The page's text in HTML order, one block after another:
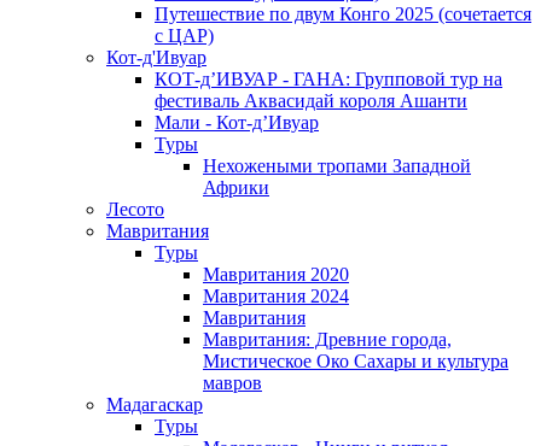
Путешествие по двум Конго 2025 (сочетается
с ЦАР)
Кот-д'Ивуар
КОТ-д’ИВУАР - ГАНА: Групповой тур на
фестиваль Аквасидай короля Ашанти
Мали - Кот-д’Ивуар
Туры
Нехожеными тропами Западной
Африки
Лесото
Мавритания
Туры
Мавритания 2020
Мавритания 2024
Мавритания
Мавритания: Древние города,
Мистическое Око Сахары и культура
мавров
Мадагаскар
Туры